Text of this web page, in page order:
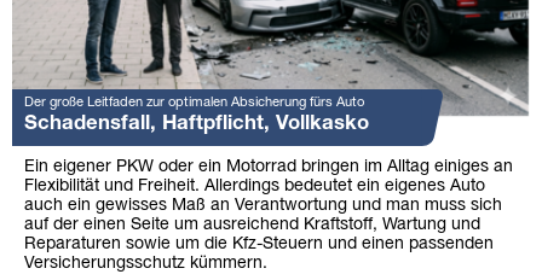
Der große Leitfaden zur optimalen Absicherung fürs Auto
Schadensfall, Haftpflicht, Vollkasko
Ein eigener PKW oder ein Motorrad bringen im Alltag einiges an
Flexibilität und Freiheit. Allerdings bedeutet ein eigenes Auto
auch ein gewisses Maß an Verantwortung und man muss sich
auf der einen Seite um ausreichend Kraftstoff, Wartung und
Reparaturen sowie um die Kfz-Steuern und einen passenden
Versicherungsschutz kümmern.